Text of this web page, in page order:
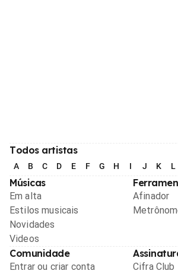
Todos artistas
A B C D E F G H I J K L
Músicas
Em alta
Estilos musicais
Novidades
Videos
Afinador
Comunidade
Entrar ou criar conta
Cifra Club